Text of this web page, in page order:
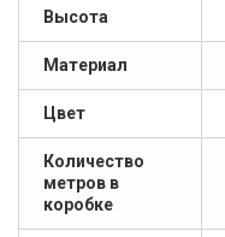
Высота
Материал
Цвет
Количество
метров в
коробке